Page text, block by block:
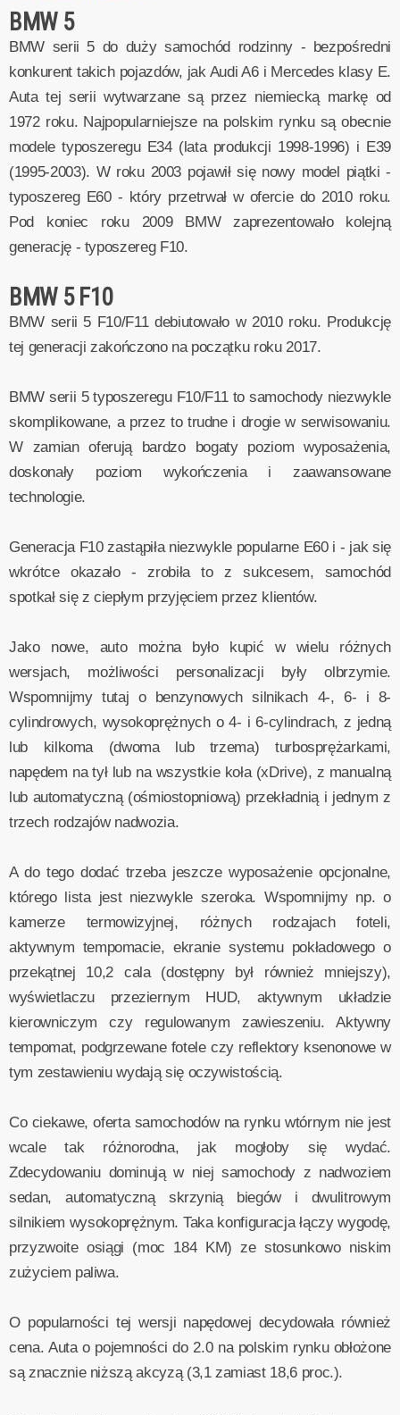
BMW 5
BMW serii 5 do duży samochód rodzinny - bezpośredni
konkurent takich pojazdów, jak Audi A6 i Mercedes klasy E.
Auta tej serii wytwarzane są przez niemiecką markę od
1972 roku. Najpopularniejsze na polskim rynku są obecnie
modele typoszeregu E34 (lata produkcji 1998-1996) i E39
(1995-2003). W roku 2003 pojawił się nowy model piątki -
typoszereg E60 - który przetrwał w ofercie do 2010 roku.
Pod koniec roku 2009 BMW zaprezentowało kolejną
generację - typoszereg F10.
BMW 5 F10
BMW serii 5 F10/F11 debiutowało w 2010 roku. Produkcję
tej generacji zakończono na początku roku 2017.
BMW serii 5 typoszeregu F10/F11 to samochody niezwykle
skomplikowane, a przez to trudne i drogie w serwisowaniu.
W zamian oferują bardzo bogaty poziom wyposażenia,
doskonały poziom wykończenia i zaawansowane
technologie.
Generacja F10 zastąpiła niezwykle popularne E60 i - jak się
wkrótce okazało - zrobiła to z sukcesem, samochód
spotkał się z ciepłym przyjęciem przez klientów.
Jako nowe, auto można było kupić w wielu różnych
wersjach, możliwości personalizacji były olbrzymie.
Wspomnijmy tutaj o benzynowych silnikach 4-, 6- i 8-
cylindrowych, wysokoprężnych o 4- i 6-cylindrach, z jedną
lub kilkoma (dwoma lub trzema) turbosprężarkami,
napędem na tył lub na wszystkie koła (xDrive), z manualną
lub automatyczną (ośmiostopniową) przekładnią i jednym z
trzech rodzajów nadwozia.
A do tego dodać trzeba jeszcze wyposażenie opcjonalne,
którego lista jest niezwykle szeroka. Wspomnijmy np. o
kamerze termowizyjnej, różnych rodzajach foteli,
aktywnym tempomacie, ekranie systemu pokładowego o
przekątnej 10,2 cala (dostępny był również mniejszy),
wyświetlaczu przeziernym HUD, aktywnym układzie
kierowniczym czy regulowanym zawieszeniu. Aktywny
tempomat, podgrzewane fotele czy reflektory ksenonowe w
tym zestawieniu wydają się oczywistością.
Co ciekawe, oferta samochodów na rynku wtórnym nie jest
wcale tak różnorodna, jak mogłoby się wydać.
Zdecydowaniu dominują w niej samochody z nadwoziem
sedan, automatyczną skrzynią biegów i dwulitrowym
silnikiem wysokoprężnym. Taka konfiguracja łączy wygodę,
przyzwoite osiągi (moc 184 KM) ze stosunkowo niskim
zużyciem paliwa.
O popularności tej wersji napędowej decydowała również
cena. Auta o pojemności do 2.0 na polskim rynku obłożone
są znacznie niższą akcyzą (3,1 zamiast 18,6 proc.).